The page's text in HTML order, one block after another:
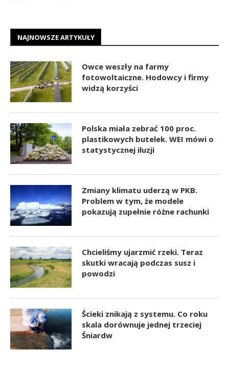
NAJNOWSZE ARTYKUŁY
Owce weszły na farmy
fotowoltaiczne. Hodowcy i firmy
widzą korzyści
Polska miała zebrać 100 proc.
plastikowych butelek. WEI mówi o
statystycznej iluzji
Zmiany klimatu uderzą w PKB.
Problem w tym, że modele
pokazują zupełnie różne rachunki
Chcieliśmy ujarzmić rzeki. Teraz
skutki wracają podczas susz i
powodzi
Ścieki znikają z systemu. Co roku
skala dorównuje jednej trzeciej
Śniardw